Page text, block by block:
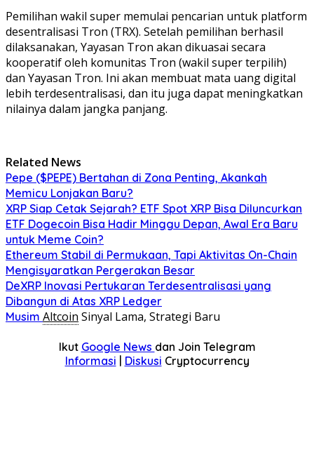
Pemilihan wakil super memulai pencarian untuk platform
desentralisasi Tron (TRX). Setelah pemilihan berhasil
dilaksanakan, Yayasan Tron akan dikuasai secara
kooperatif oleh komunitas Tron (wakil super terpilih)
dan Yayasan Tron. Ini akan membuat mata uang digital
lebih terdesentralisasi, dan itu juga dapat meningkatkan
nilainya dalam jangka panjang.
Related News
Pepe ($PEPE) Bertahan di Zona Penting, Akankah
Memicu Lonjakan Baru?
XRP Siap Cetak Sejarah? ETF Spot XRP Bisa Diluncurkan
ETF Dogecoin Bisa Hadir Minggu Depan, Awal Era Baru
untuk Meme Coin?
Ethereum Stabil di Permukaan, Tapi Aktivitas On-Chain
Mengisyaratkan Pergerakan Besar
DeXRP Inovasi Pertukaran Terdesentralisasi yang
Dibangun di Atas XRP Ledger
Musim Altcoin Sinyal Lama, Strategi Baru
Ikut Google News dan Join Telegram
Informasi | Diskusi Cryptocurrency